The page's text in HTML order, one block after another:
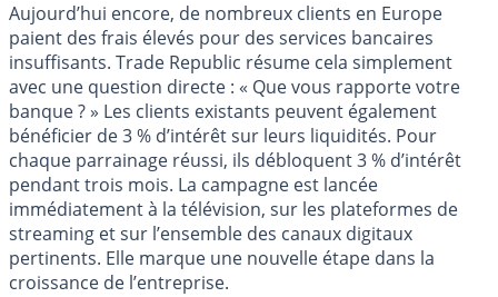
Aujourd’hui encore, de nombreux clients en Europe
paient des frais élevés pour des services bancaires
insuffisants. Trade Republic résume cela simplement
avec une question directe : « Que vous rapporte votre
banque ? » Les clients existants peuvent également
bénéficier de 3 % d’intérêt sur leurs liquidités. Pour
chaque parrainage réussi, ils débloquent 3 % d’intérêt
pendant trois mois. La campagne est lancée
immédiatement à la télévision, sur les plateformes de
streaming et sur l’ensemble des canaux digitaux
pertinents. Elle marque une nouvelle étape dans la
croissance de l’entreprise.